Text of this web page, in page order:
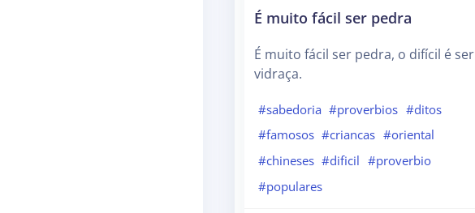
É muito fácil ser pedra
É muito fácil ser pedra, o difícil é ser
vidraça.
#sabedoria #proverbios #ditos
#famosos #criancas #oriental
#chineses #dificil #proverbio
#populares